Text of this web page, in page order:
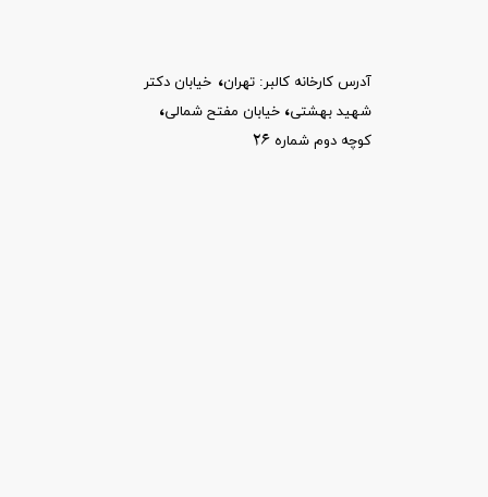
آدرس کارخانه کالبر: تهران، خیابان دکتر
شهید بهشتی، خیابان مفتح شمالی،​​​​​​​
کوچه دوم شماره 26